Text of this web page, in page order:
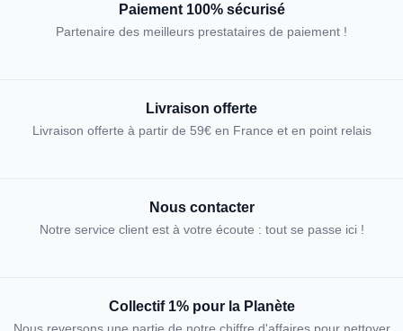
Paiement 100% sécurisé
Partenaire des meilleurs prestataires de paiement !
Livraison offerte
Livraison offerte à partir de 59€ en France et en point relais
Nous contacter
Notre service client est à votre écoute : tout se passe ici !
Collectif 1% pour la Planète